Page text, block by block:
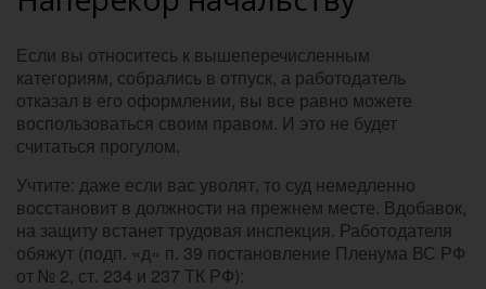
Если вы относитесь к вышеперечисленным
категориям, собрались в отпуск, а работодатель
отказал в его оформлении, вы все равно можете
воспользоваться своим правом. И это не будет
считаться прогулом.
Учтите: даже если вас уволят, то суд немедленно
восстановит в должности на прежнем месте. Вдобавок,
на защиту встанет трудовая инспекция. Работодателя
обяжут (подп. «д» п. 39 постановление Пленума ВС РФ
от № 2, ст. 234 и 237 ТК РФ):